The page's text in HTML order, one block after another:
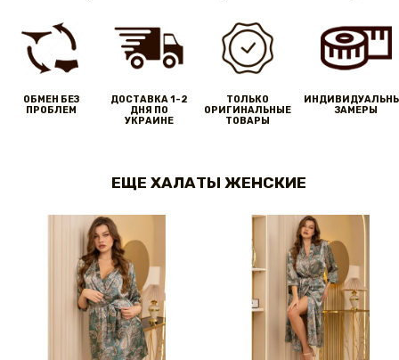
ОБМЕН БЕЗ
ПРОБЛЕМ
ДОСТАВКА 1-2
ДНЯ ПО
УКРАИНЕ
ТОЛЬКО
ОРИГИНАЛЬНЫЕ
ТОВАРЫ
ЗАМЕРЫ
ЕЩЕ ХАЛАТЫ ЖЕНСКИЕ